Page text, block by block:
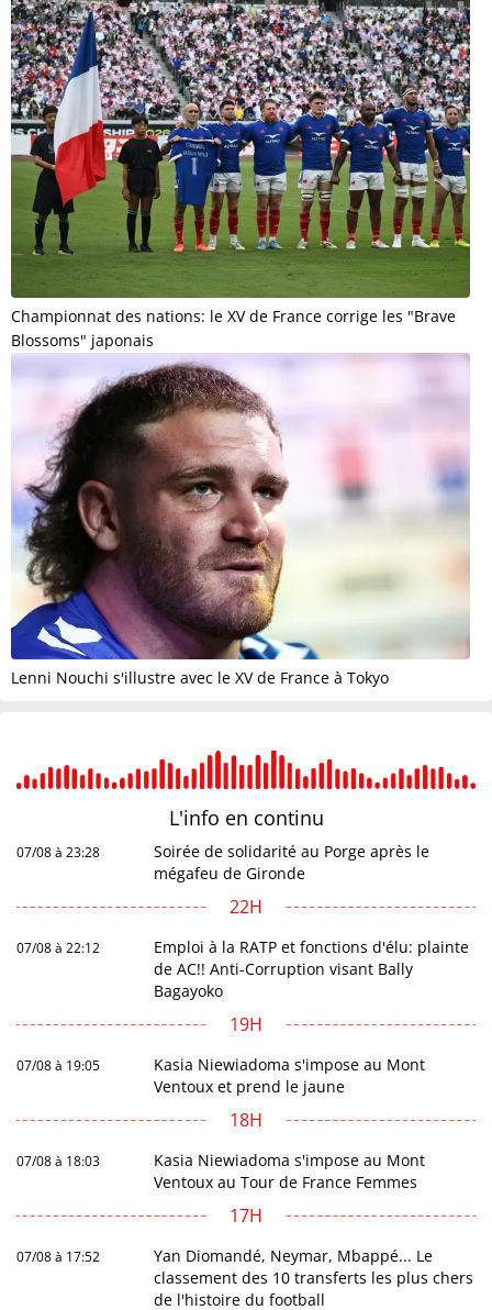
Championnat des nations: le XV de France corrige les "Brave
Blossoms" japonais
Lenni Nouchi s'illustre avec le XV de France à Tokyo
L'info en continu
07/08 à 23:28
Soirée de solidarité au Porge après le
mégafeu de Gironde
22H
07/08 à 22:12
Emploi à la RATP et fonctions d'élu: plainte
de AC!! Anti-Corruption visant Bally
Bagayoko
19H
07/08 à 19:05
Kasia Niewiadoma s'impose au Mont
Ventoux et prend le jaune
18H
07/08 à 18:03
Kasia Niewiadoma s'impose au Mont
Ventoux au Tour de France Femmes
17H
07/08 à 17:52
Yan Diomandé, Neymar, Mbappé... Le
classement des 10 transferts les plus chers
de l'histoire du football